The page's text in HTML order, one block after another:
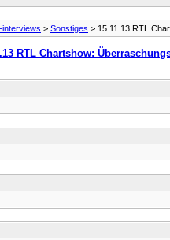
> Sonstiges > 15.11.13 RTL
RTL Chartshow: